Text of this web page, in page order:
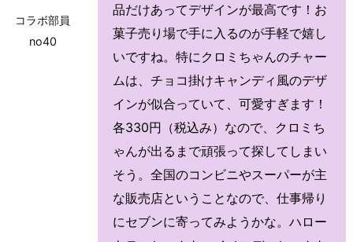
コラボ部員
no40
品だけあってデザインが最高です！お
菓子売り場で手に入るのが手軽で嬉し
いですね。特にクロミちゃんのチャー
ムは、チョコ掛けキャンディ風のデザ
インが似合っていて、可愛すぎます！
各330円（税込み）なので、クロミち
ゃんが出るまで頑張って探してしまい
そう。全国のコンビニやスーパーが主
な販売店ということなので、仕事帰り
にセブンに寄ってみようかな。ハロー